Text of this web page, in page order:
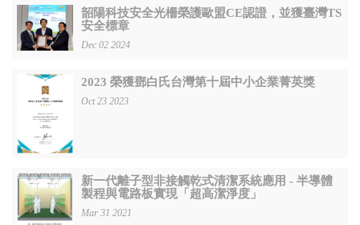
韶陽科技安全光柵榮護歐盟CE認證，並獲臺灣TS
安全標章
Dec 02 2024
2023 榮獲鄧白氏台灣第十屆中小企業菁英獎
Oct 23 2023
新一代離子型非接觸乾式清潔系統應用 - 半導體
製程與電路板實現「超高潔淨度」
Mar 31 2021